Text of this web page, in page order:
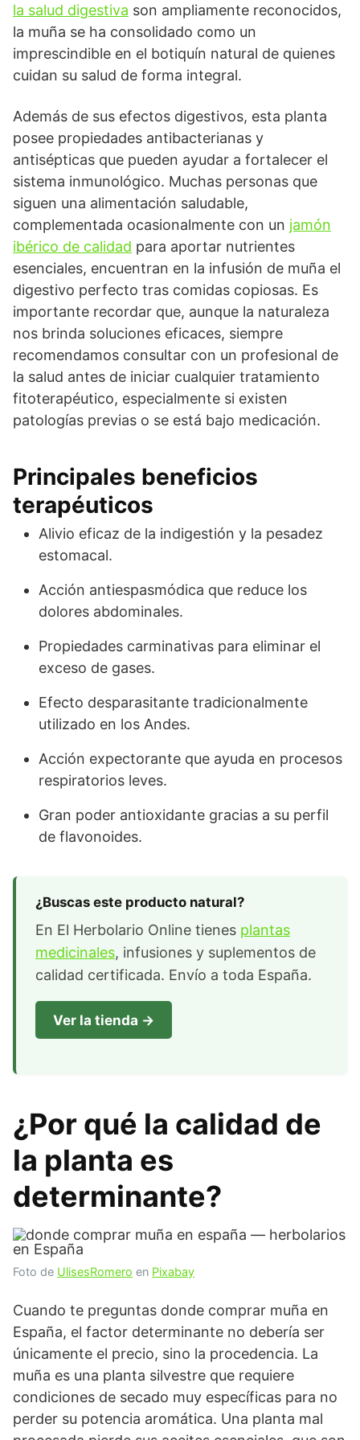
la salud digestiva son ampliamente reconocidos,
la muña se ha consolidado como un
imprescindible en el botiquín natural de quienes
cuidan su salud de forma integral.
Además de sus efectos digestivos, esta planta
posee propiedades antibacterianas y
antisépticas que pueden ayudar a fortalecer el
sistema inmunológico. Muchas personas que
siguen una alimentación saludable,
complementada ocasionalmente con un jamón
ibérico de calidad para aportar nutrientes
esenciales, encuentran en la infusión de muña el
digestivo perfecto tras comidas copiosas. Es
importante recordar que, aunque la naturaleza
nos brinda soluciones eficaces, siempre
recomendamos consultar con un profesional de
la salud antes de iniciar cualquier tratamiento
fitoterapéutico, especialmente si existen
patologías previas o se está bajo medicación.
Principales beneficios
terapéuticos
Alivio eficaz de la indigestión y la pesadez
estomacal.
Acción antiespasmódica que reduce los
dolores abdominales.
Propiedades carminativas para eliminar el
exceso de gases.
Efecto desparasitante tradicionalmente
utilizado en los Andes.
Acción expectorante que ayuda en procesos
respiratorios leves.
Gran poder antioxidante gracias a su perfil
de flavonoides.
¿Buscas este producto natural?
En El Herbolario Online tienes plantas
medicinales, infusiones y suplementos de
calidad certificada. Envío a toda España.
Ver la tienda →
¿Por qué la calidad de
la planta es
determinante?
Foto de UlisesRomero en Pixabay
Cuando te preguntas donde comprar muña en
España, el factor determinante no debería ser
únicamente el precio, sino la procedencia. La
muña es una planta silvestre que requiere
condiciones de secado muy específicas para no
perder su potencia aromática. Una planta mal